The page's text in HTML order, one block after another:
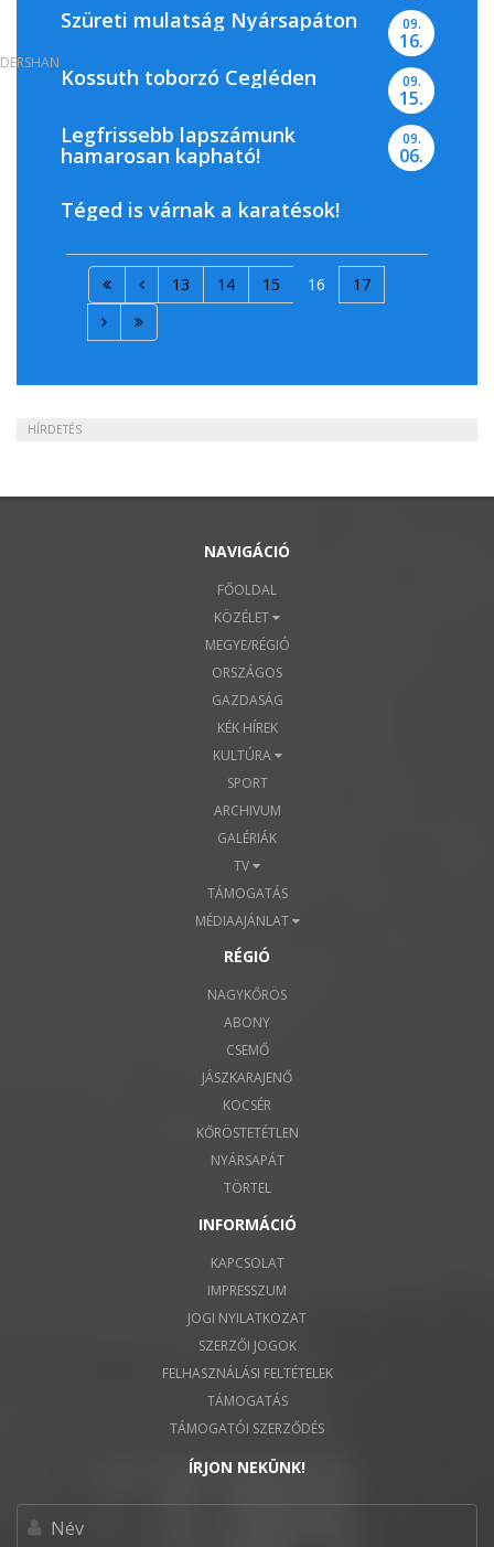
Szüreti mulatság Nyársapáton 09.
16.
Kossuth toborzó Cegléden 09.
15.
Legfrissebb lapszámunk
hamarosan kapható!
09.
06.
Téged is várnak a karatésok!
13 14 15 16 17
HÍRDETÉS
NAVIGÁCIÓ
FŐOLDAL
KÖZÉLET
MEGYE/RÉGIÓ
ORSZÁGOS
GAZDASÁG
KÉK HÍREK
KULTÚRA
SPORT
ARCHIVUM
GALÉRIÁK
TV
TÁMOGATÁS
MÉDIAAJÁNLAT
RÉGIÓ
NAGYKŐRÖS
ABONY
CSEMŐ
JÁSZKARAJENŐ
KOCSÉR
KŐRÖSTETÉTLEN
NYÁRSAPÁT
TÖRTEL
DERSHAN
INFORMÁCIÓ
KAPCSOLAT
IMPRESSZUM
JOGI NYILATKOZAT
SZERZŐI JOGOK
FELHASZNÁLÁSI FELTÉTELEK
TÁMOGATÁS
TÁMOGATÓI SZERZŐDÉS
ÍRJON NEKÜNK!